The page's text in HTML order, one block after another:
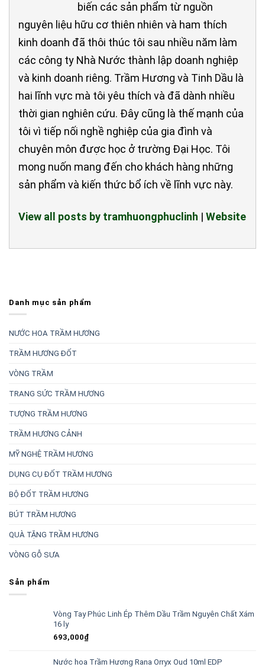
biến các sản phẩm từ nguồn
nguyên liệu hữu cơ thiên nhiên và ham thích
kinh doanh đã thôi thúc tôi sau nhiều năm làm
các công ty Nhà Nước thành lập doanh nghiệp
và kinh doanh riêng. Trầm Hương và Tinh Dầu là
hai lĩnh vực mà tôi yêu thích và đã dành nhiều
thời gian nghiên cứu. Đây cũng là thế mạnh của
tôi vì tiếp nối nghề nghiệp của gia đình và
chuyên môn được học ở trường Đại Học. Tôi
mong nuốn mang đến cho khách hàng những
sản phẩm và kiến thức bổ ích về lĩnh vực này.
View all posts by tramhuongphuclinh | Website
Danh mục sản phẩm
NƯỚC HOA TRẦM HƯƠNG
TRẦM HƯƠNG ĐỐT
VÒNG TRẦM
TRANG SỨC TRẦM HƯƠNG
TƯỢNG TRẦM HƯƠNG
TRẦM HƯƠNG CẢNH
MỸ NGHỆ TRẦM HƯƠNG
DỤNG CỤ ĐỐT TRẦM HƯƠNG
BỘ ĐỐT TRẦM HƯƠNG
BÚT TRẦM HƯƠNG
QUÀ TẶNG TRẦM HƯƠNG
VÒNG GỖ SƯA
Sản phẩm
Vòng Tay Phúc Linh Ép Thêm Dầu Trầm Nguyên Chất Xám
16 ly
693,000₫
Nước hoa Trầm Hương Rana Orryx Oud 10ml EDP